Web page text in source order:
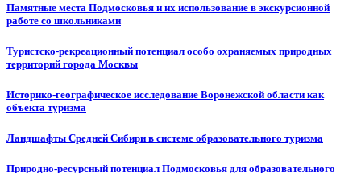
Памятные места Подмосковья и их использование в экскурсионной
работе со школьниками
Туристско-рекреационный потенциал особо охраняемых природных
территорий города Москвы
Историко-географическое исследование Воронежской области как
объекта туризма
Ландшафты Средней Сибири в системе образовательного туризма
Природно-ресурсный потенциал Подмосковья для образовательного